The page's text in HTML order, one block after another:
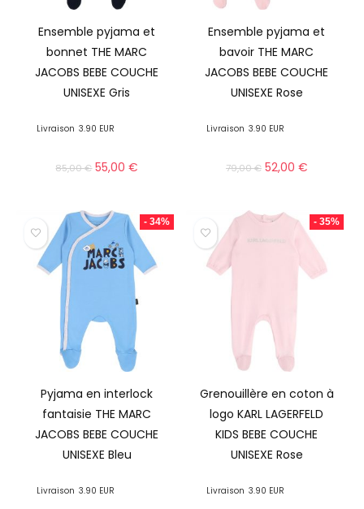
Ensemble pyjama et
bonnet THE MARC
JACOBS BEBE COUCHE
UNISEXE Gris
Livraison 3.90 EUR
85,00€ 55,00€
Ensemble pyjama et
bavoir THE MARC
JACOBS BEBE COUCHE
UNISEXE Rose
Livraison 3.90 EUR
79,00€ 52,00 €
- 34%
Pyjama en interlock
fantaisie THE MARC
JACOBS BEBE COUCHE
UNISEXE Bleu
Livraison 3.90 EUR
- 35%
Grenouillère en coton à
logo KARL LAGERFELD
KIDS BEBE COUCHE
UNISEXE Rose
Livraison 3.90 EUR